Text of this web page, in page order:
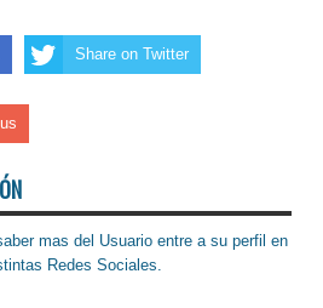
Share on Twitter
mas del Usuario entre a su perfil en
Redes Sociales.